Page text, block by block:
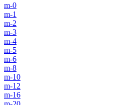
m-0
m-1
m-2
m-3
m-4
m-5
m-6
m-8
m-10
m-12
m-16